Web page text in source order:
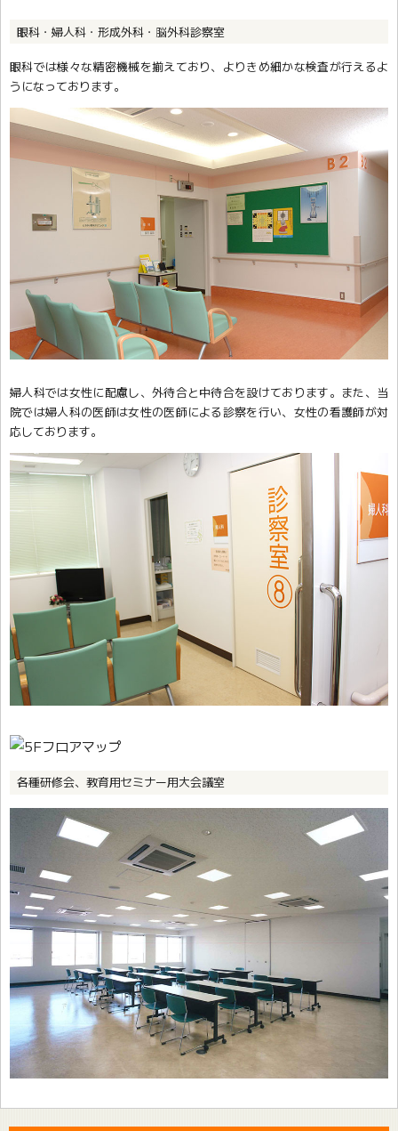
眼科・婦人科・形成外科・脳外科診察室
眼科では様々な精密機械を揃えており、よりきめ細かな検査が行えるよ
うになっております。
婦人科では女性に配慮し、外待合と中待合を設けております。また、当
院では婦人科の医師は女性の医師による診察を行い、女性の看護師が対
応しております。
各種研修会、教育用セミナー用大会議室